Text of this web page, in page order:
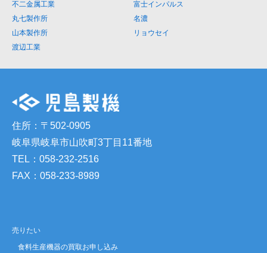
不二金属工業
富士インパルス
丸七製作所
名濃
山本製作所
リョウセイ
渡辺工業
住所：〒502-0905
岐阜県岐阜市山吹町3丁目11番地
TEL：058-232-2516
FAX：058-233-8989
売りたい
食料生産機器の買取お申し込み